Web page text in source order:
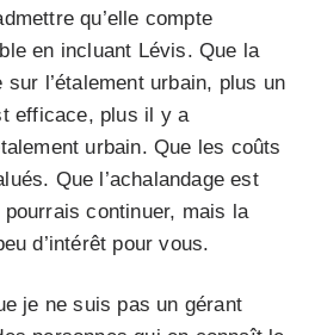
qu’elle compte
en incluant Lévis. Que la
l’étalement urbain, plus un
efficace, plus il y a
urbain. Que les coûts
Que l’achalandage est
continuer, mais la
d’intérêt pour vous.
je ne suis pas un gérant